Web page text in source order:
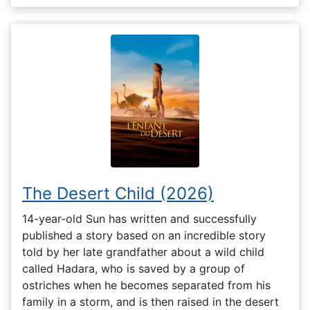
The Desert Child (2026)
14-year-old Sun has written and successfully
published a story based on an incredible story
told by her late grandfather about a wild child
called Hadara, who is saved by a group of
ostriches when he becomes separated from his
family in a storm, and is then raised in the desert